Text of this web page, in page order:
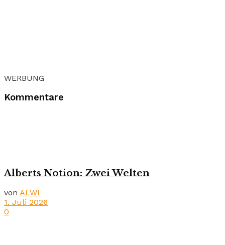
WERBUNG
Kommentare
Alberts Notion: Zwei Welten
von ALWI
1. Juli 2026
0